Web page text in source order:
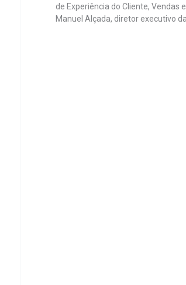
de Experiência do Cliente, Vendas
Manuel Alçada, diretor executivo